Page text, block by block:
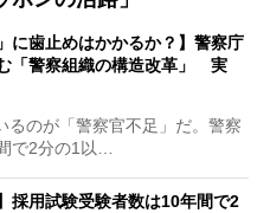
に歯止めはかかるか？】警察庁
「警察組織の構造改革」 実
のが「警察官不足」だ。警察
で2分の1以…
採用試験受験者数は10年間で2